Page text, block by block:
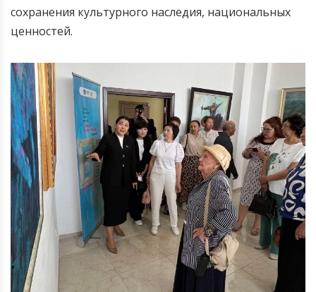
сохранения культурного наследия, национальных
ценностей.